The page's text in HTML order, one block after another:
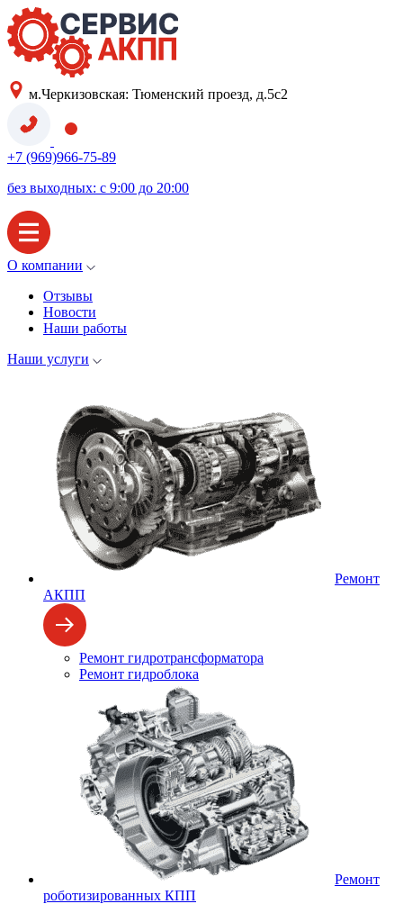
м.Черкизовская: Тюменский проезд, д.5с2
+7 (969)966-75-89
без выходных: с 9:00 до 20:00
О компании
Отзывы
Новости
Наши работы
Наши услуги
Ремонт
АКПП
Ремонт гидротрансформатора
Ремонт гидроблока
Ремонт
роботизированных КПП